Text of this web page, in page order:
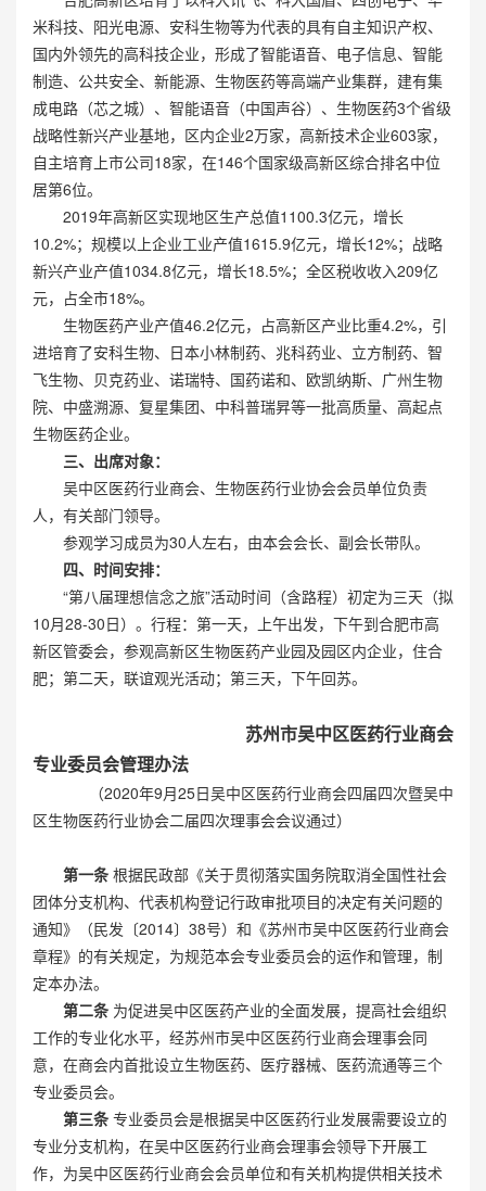
米科技、阳光电源、安科生物等为代表的具有自主知识产权、
国内外领先的高科技企业，形成了智能语音、电子信息、智能
制造、公共安全、新能源、生物医药等高端产业集群，建有集
成电路（芯之城）、智能语音（中国声谷）、生物医药3个省级
战略性新兴产业基地，区内企业2万家，高新技术企业603家，
自主培育上市公司18家，在146个国家级高新区综合排名中位
居第6位。
2019年高新区实现地区生产总值1100.3亿元，增长
10.2%；规模以上企业工业产值1615.9亿元，增长12%；战略
新兴产业产值1034.8亿元，增长18.5%；全区税收收入209亿
元，占全市18%。
生物医药产业产值46.2亿元，占高新区产业比重4.2%，引
进培育了安科生物、日本小林制药、兆科药业、立方制药、智
飞生物、贝克药业、诺瑞特、国药诺和、欧凯纳斯、广州生物
院、中盛溯源、复星集团、中科普瑞昇等一批高质量、高起点
生物医药企业。
三、出席对象：
吴中区医药行业商会、生物医药行业协会会员单位负责
人，有关部门领导。
参观学习成员为30人左右，由本会会长、副会长带队。
四、时间安排：
“第八届理想信念之旅”活动时间（含路程）初定为三天（拟
10月28-30日）。行程：第一天，上午出发，下午到合肥市高
新区管委会，参观高新区生物医药产业园及园区内企业，住合
肥；第二天，联谊观光活动；第三天，下午回苏。
苏州市吴中区医药行业商会
专业委员会管理办法
（2020年9月25日吴中区医药行业商会四届四次暨吴中
区生物医药行业协会二届四次理事会会议通过）
第一条 根据民政部《关于贯彻落实国务院取消全国性社会
团体分支机构、代表机构登记行政审批项目的决定有关问题的
通知》（民发〔2014〕38号）和《苏州市吴中区医药行业商会
章程》的有关规定，为规范本会专业委员会的运作和管理，制
定本办法。
第二条 为促进吴中区医药产业的全面发展，提高社会组织
工作的专业化水平，经苏州市吴中区医药行业商会理事会同
意，在商会内首批设立生物医药、医疗器械、医药流通等三个
专业委员会。
第三条 专业委员会是根据吴中区医药行业发展需要设立的
专业分支机构，在吴中区医药行业商会理事会领导下开展工
作，为吴中区医药行业商会会员单位和有关机构提供相关技术